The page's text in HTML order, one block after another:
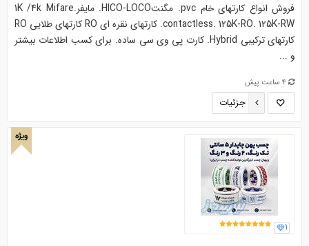
فروش انواع کارتهاي خام pvc. مگنتHICO-LOCO. مايفر1K /4k Mifare.
contactless. 125K-RO. 125K-RW. کارتهاي نقره اي RO کارتهاي طلايي RO
کارتهاي ترکيبي Hybrid. کارت پي وي سي ساده. براي کسب اطلاعات بيشتر
و ...
4 ساعت پیش
جزئیات
ویژه
1